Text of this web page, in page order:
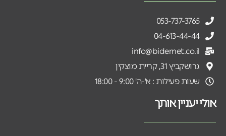
053-737-3765
04-613-44-44
info@bidernet.co.il
גרושקביץ 31, קריית מוצקין
שעות פעילות : א'-ה' 9:00 - 18:00
אולי יעניין אותך